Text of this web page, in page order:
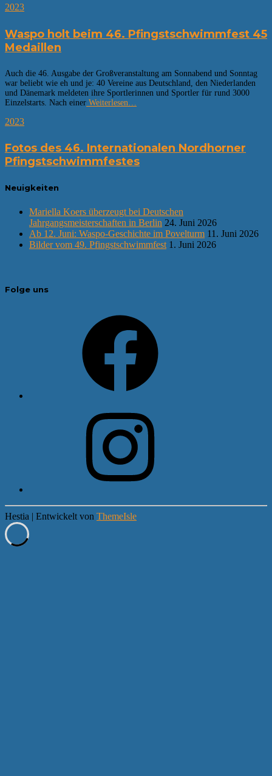
2023
Waspo holt beim 46. Pfingstschwimmfest 45
Medaillen
Auch die 46. Ausgabe der Großveranstaltung am Sonnabend und Sonntag
war beliebt wie eh und je: 40 Vereine aus Deutschland, den Niederlanden
und Dänemark meldeten ihre Sportlerinnen und Sportler für rund 3000
Einzelstarts. Nach einer Weiterlesen…
2023
Fotos des 46. Internationalen Nordhorner
Pfingstschwimmfestes
Neuigkeiten
Mariella Koers überzeugt bei Deutschen
Jahrgangsmeisterschaften in Berlin 24. Juni 2026
Ab 12. Juni: Waspo-Geschichte im Povelturm 11. Juni 2026
Bilder vom 49. Pfingstschwimmfest 1. Juni 2026
Folge uns
Hestia | Entwickelt von ThemeIsle